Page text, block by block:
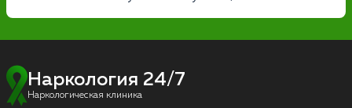
Наркология 24/7
Наркологическая клиника